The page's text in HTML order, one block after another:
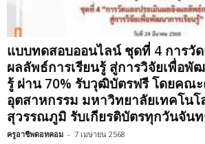
แบบทดสอบออนไลน์ ชุดที่ 4 การวัด
ผลลัพธ์การเรียนรู้ สู่การวิจัยเพื่อพั
รู้ ผ่าน 70% รับวุฒิบัตรฟรี โดยคณ
อุตสาหกรรม มหาวิทยาลัยเทคโนโ
สุวรรณภูมิ รับเกียรติบัตรทุกวันจันท
ครูอาชีพดอทคอม - 7 เมษายน 2568